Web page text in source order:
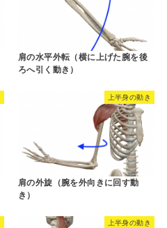
肩の水平外転（横に上げた腕を後
ろへ引く動き）
上半身の動き
肩の外旋（腕を外向きに回す動
き）
上半身の動き